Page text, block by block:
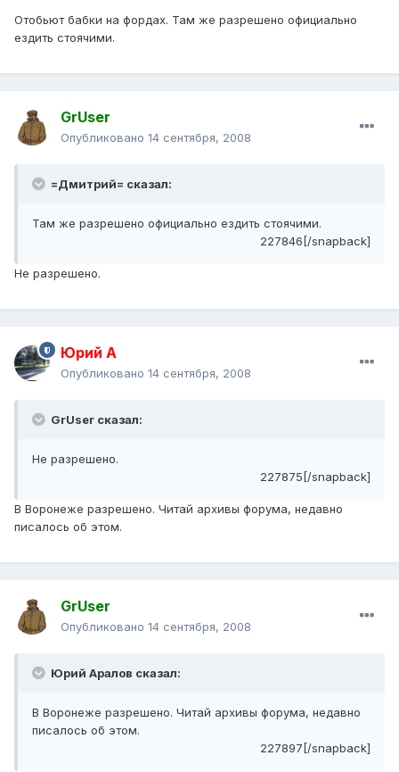
Отобьют бабки на фордах. Там же разрешено официально
ездить стоячими.
GrUser
Опубликовано 14 сентября, 2008
=Дмитрий= сказал:
Там же разрешено официально ездить стоячими.
227846[/snapback]
Не разрешено.
Юрий А
Опубликовано 14 сентября, 2008
GrUser сказал:
Не разрешено.
227875[/snapback]
В Воронеже разрешено. Читай архивы форума, недавно
писалось об этом.
GrUser
Опубликовано 14 сентября, 2008
Юрий Аралов сказал:
В Воронеже разрешено. Читай архивы форума, недавно
писалось об этом.
227897[/snapback]